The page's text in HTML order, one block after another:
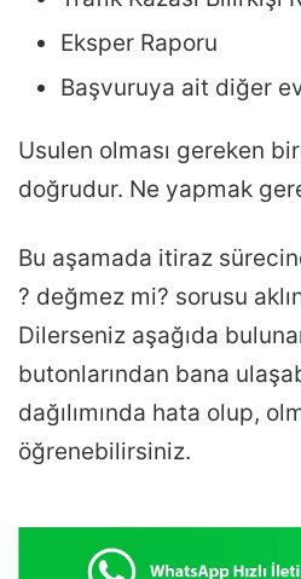
Eksper Raporu
Başvuruya ait diğer
Usulen olması gereken
doğrudur. Ne yapmak
Bu aşamada itiraz
? değmez mi? sorusu
Dilerseniz aşağıda
butonlarından bana
dağılımında hata olup,
öğrenebilirsiniz.